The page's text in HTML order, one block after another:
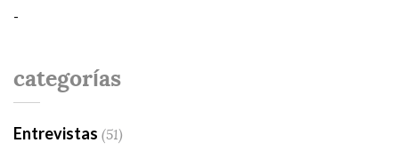
-
categorías
Entrevistas (51)